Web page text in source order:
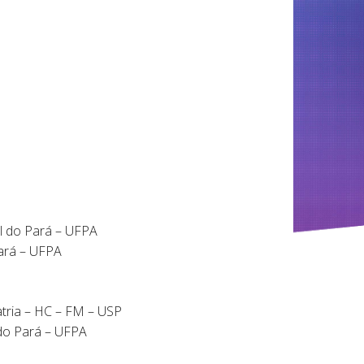
Pará – UFPA
– UFPA
– HC – FM – USP
Pará – UFPA